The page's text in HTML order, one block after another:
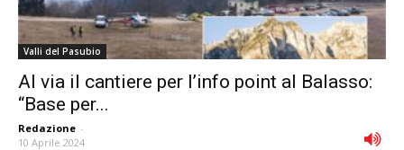
Valli del Pasubio
Al via il cantiere per l’info point al Balasso:
“Base per...
Redazione -
10 Aprile 2024